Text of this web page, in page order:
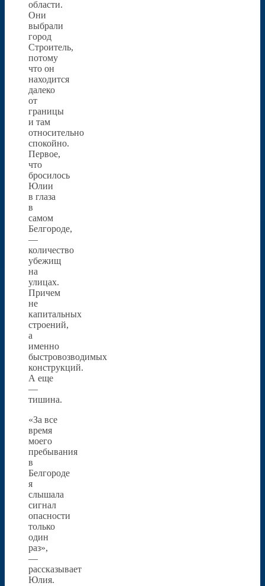
области.
Они
выбрали
город
Строитель,
потому
что он
находится
далеко
от
границы
и там
относительно
спокойно.
Первое,
что
бросилось
Юлии
в глаза
в
самом
Белгороде,
—
количество
убежищ
на
улицах.
Причем
не
капитальных
строений,
а
именно
быстровозводимых
конструкций.
А еще
—
тишина.
«За все
время
моего
пребывания
в
Белгороде
я
слышала
сигнал
опасности
только
один
раз»,
—
рассказывает
Юлия.